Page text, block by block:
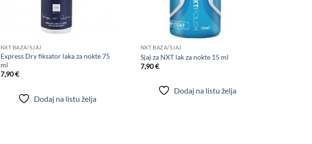
NXT BAZA/SJAJ
Express Dry fiksator laka za nokte 75
ml
7,90€
Dodaj na listu želja
NXT BAZA/SJAJ
Sjaj za NXT lak za nokte 15 ml
7,90€
Dodaj na listu želja